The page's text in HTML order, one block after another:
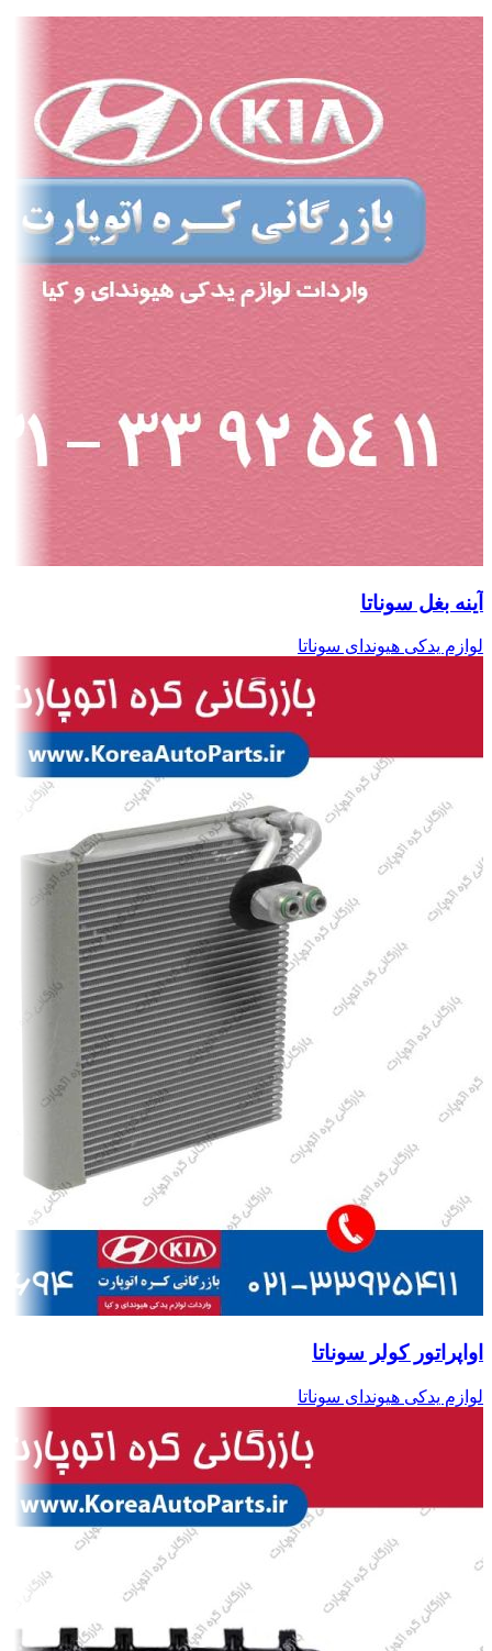
آینه بغل سوناتا
لوازم یدکی هیوندای سوناتا
اواپراتور کولر سوناتا
لوازم یدکی هیوندای سوناتا